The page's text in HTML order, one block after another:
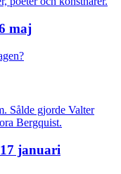
maj
januari